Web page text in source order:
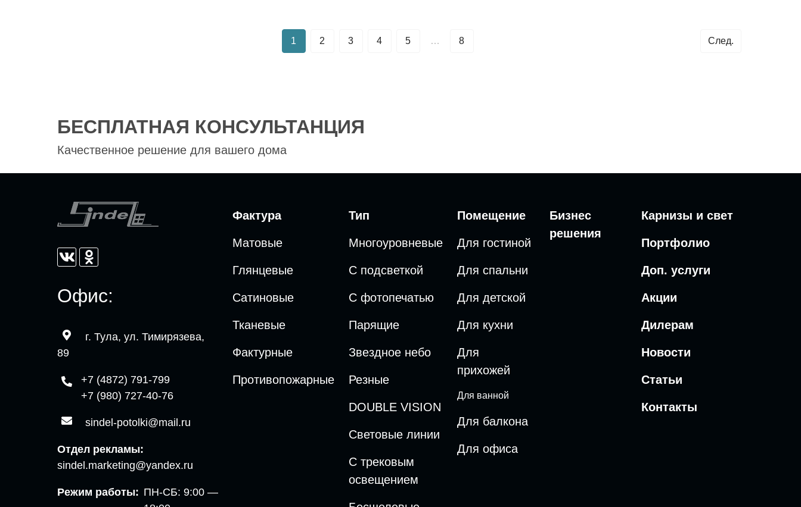
След.
1 2 3 4 5 … 8
БЕСПЛАТНАЯ КОНСУЛЬТАНЦИЯ
Качественное решение для вашего дома
Офис:
г. Тула, ул. Тимирязева,
89
+7 (4872) 791-799
+7 (980) 727-40-76
sindel-potolki@mail.ru
Отдел рекламы:
sindel.marketing@yandex.ru
Режим работы: ПН-СБ: 9:00 —
Фактура
Матовые
Глянцевые
Сатиновые
Тканевые
Фактурные
Противопожарные
Тип
Многоуровневые
С подсветкой
С фотопечатью
Парящие
Звездное небо
Резные
DOUBLE VISION
Cветовые линии
С трековым
освещением
Помещение
Для гостиной
Для спальни
Для детской
Для кухни
Для
прихожей
Для ванной
Для балкона
Для офиса
Бизнес
решения
Карнизы и свет
Портфолио
Доп. услуги
Акции
Дилерам
Новости
Статьи
Контакты